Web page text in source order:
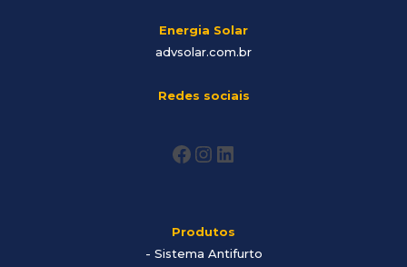
Energia Solar
advsolar.com.br
Redes sociais
Produtos
- Sistema Antifurto